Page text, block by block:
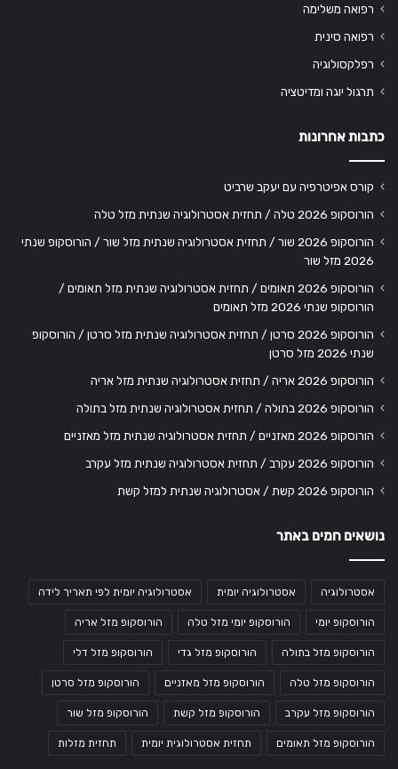
רפואה משלימה
רפואה סינית
רפלקסולוגיה
תרגול יוגה ומדיטציה
כתבות אחרונות
קורס אפיטרפיה עם יעקב שרביט
הורוסקופ 2026 טלה / תחזית אסטרולוגיה שנתית מזל טלה
הורוסקופ 2026 שור / תחזית אסטרולוגיה שנתית מזל שור / הורוסקופ שנתי
2026 מזל שור
הורוסקופ 2026 תאומים / תחזית אסטרולוגיה שנתית מזל תאומים /
הורוסקופ שנתי 2026 מזל תאומים
הורוסקופ 2026 סרטן / תחזית אסטרולוגיה שנתית מזל סרטן / הורוסקופ
שנתי 2026 מזל סרטן
הורוסקופ 2026 אריה / תחזית אסטרולוגיה שנתית מזל אריה
הורוסקופ 2026 בתולה / תחזית אסטרולוגיה שנתית מזל בתולה
הורוסקופ 2026 מאזניים / תחזית אסטרולוגיה שנתית מזל מאזניים
הורוסקופ 2026 עקרב / תחזית אסטרולוגיה שנתית מזל עקרב
הורוסקופ 2026 קשת / אסטרולוגיה שנתית למזל קשת
נושאים חמים באתר
אסטרולוגיה אסטרולוגיה יומית אסטרולוגיה יומית לפי תאריך לידה
הורוסקופ יומי הורוסקופ יומי מזל טלה הורוסקופ מזל אריה
הורוסקופ מזל בתולה הורוסקופ מזל גדי הורוסקופ מזל דלי
הורוסקופ מזל טלה הורוסקופ מזל מאזניים הורוסקופ מזל סרטן
הורוסקופ מזל עקרב הורוסקופ מזל קשת הורוסקופ מזל שור
הורוסקופ מזל תאומים תחזית אסטרולוגית יומית תחזית מזלות